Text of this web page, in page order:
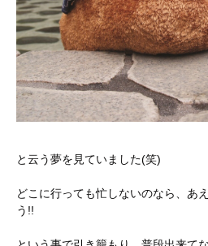
と云う夢を見ていました(笑)
どこに行っても忙しないのなら、あ
う!!